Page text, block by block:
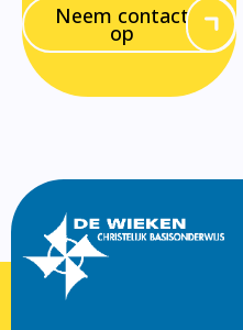
Neem contact
op